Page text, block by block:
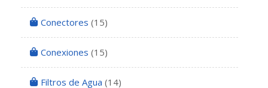
Conectores (15)
Conexiones (15)
Filtros de Agua (14)